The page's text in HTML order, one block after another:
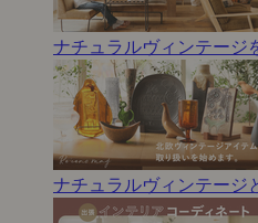
ナチュラルヴィンテージ
ナチュラルヴィンテージ